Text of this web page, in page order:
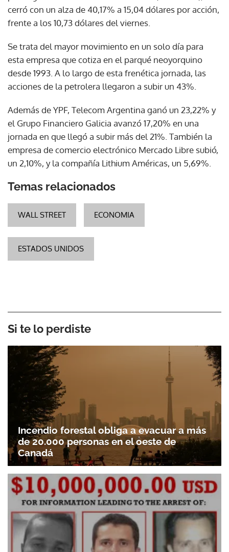
cerró con un alza de 40,17% a 15,04 dólares por acción,
frente a los 10,73 dólares del viernes.
Se trata del mayor movimiento en un solo día para
esta empresa que cotiza en el parqué neoyorquino
desde 1993. A lo largo de esta frenética jornada, las
acciones de la petrolera llegaron a subir un 43%.
Además de YPF, Telecom Argentina ganó un 23,22% y
el Grupo Financiero Galicia avanzó 17,20% en una
jornada en que llegó a subir más del 21%. También la
empresa de comercio electrónico Mercado Libre subió,
un 2,10%, y la compañía Lithium Américas, un 5,69%.
Temas relacionados
WALL STREET ECONOMIA
ESTADOS UNIDOS
Si te lo perdiste
Incendio forestal obliga a evacuar a más
de 20.000 personas en el oeste de
Canadá